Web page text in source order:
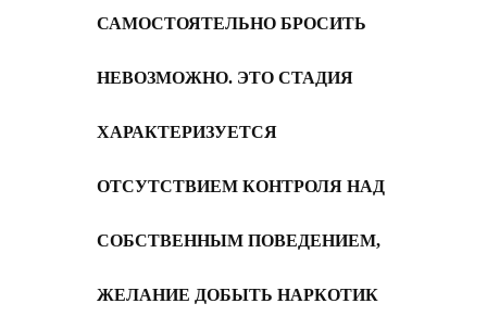
САМОСТОЯТЕЛЬНО БРОСИТЬ
НЕВОЗМОЖНО. ЭТО СТАДИЯ
ХАРАКТЕРИЗУЕТСЯ
ОТСУТСТВИЕМ КОНТРОЛЯ НАД
СОБСТВЕННЫМ ПОВЕДЕНИЕМ,
ЖЕЛАНИЕ ДОБЫТЬ НАРКОТИК